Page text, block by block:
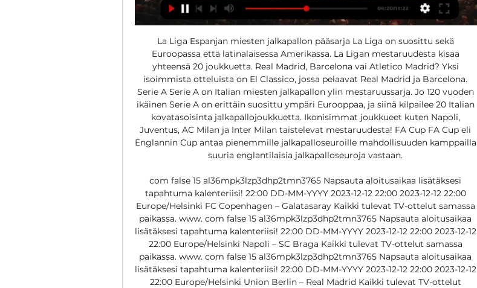
La Liga Espanjan miesten jalkapallon pääsarja La Liga on suosittu sekä
Euroopassa että latinalaisessa Amerikassa. La Ligan mestaruudesta kisaa
yhteensä 20 joukkuetta. Real Madrid, Barcelona vai Atletico Madrid? Yksi
isoimmista otteluista on El Classico, jossa pelaavat Real Madrid ja Barcelona.
Serie A Serie A on Italian miesten jalkapallon ylin mestaruussarja. Jo 120 vuoden
ikäinen Serie A on erittäin suosittu ympäri Eurooppaa, ja siinä kilpailee 20 Italian
kovatasoisinta jalkapallojoukkuetta. Ikonisimmat joukkueet kuten Napoli,
Juventus, AC Milan ja Inter Milan taistelevat mestaruudesta! FA Cup FA Cup eli
Englannin Cup antaa pienemmille jalkapalloseuroille mahdollisuuden kamppailla
suuria englantilaisia jalkapalloseuroja vastaan.
com false 15 al36mpk3lzp3dhp2tmn3765 Napsauta aloitusaikaa lisätäksesi
tapahtuma kalenteriisi! 22:00 DD-MM-YYYY 2023-12-12 22:00 2023-12-12 22:00
Europe/Helsinki FC Copenhagen – Galatasaray Kaikki tulevat TV-ottelut samassa
paikassa. www. com false 15 al36mpk3lzp3dhp2tmn3765 Napsauta aloitusaikaa
lisätäksesi tapahtuma kalenteriisi! 22:00 DD-MM-YYYY 2023-12-12 22:00 2023-12-12
22:00 Europe/Helsinki Napoli – SC Braga Kaikki tulevat TV-ottelut samassa
paikassa. www. com false 15 al36mpk3lzp3dhp2tmn3765 Napsauta aloitusaikaa
lisätäksesi tapahtuma kalenteriisi! 22:00 DD-MM-YYYY 2023-12-12 22:00 2023-12-12
22:00 Europe/Helsinki Union Berlin – Real Madrid Kaikki tulevat TV-ottelut